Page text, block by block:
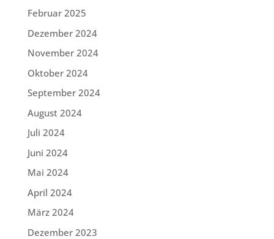
Februar 2025
Dezember 2024
November 2024
Oktober 2024
September 2024
August 2024
Juli 2024
Juni 2024
Mai 2024
April 2024
März 2024
Dezember 2023